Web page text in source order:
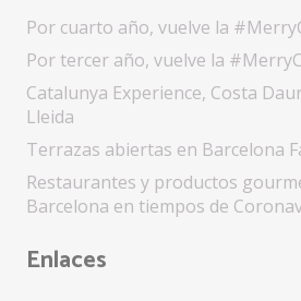
Por cuarto año, vuelve la
Por tercer año, vuelve la
Catalunya Experience, Costa
Lleida
Terrazas abiertas en Barcelona
Restaurantes y productos
Barcelona en tiempos de
Enlaces